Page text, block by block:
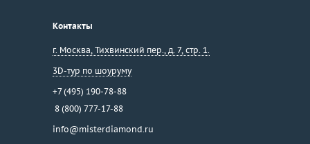
Контакты
г. Москва, Тихвинский пер., д. 7, стр. 1.
3D-тур по шоуруму
+7 (495) 190-78-88
8 (800) 777-17-88
info@misterdiamond.ru